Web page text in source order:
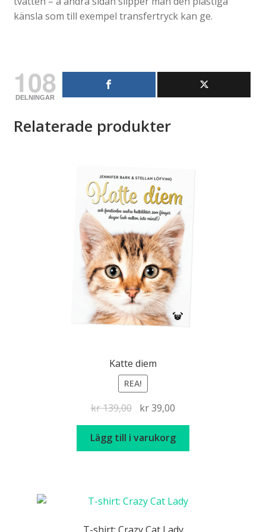
känsla som till exempel transfertryck kan ge.
108
DELNINGAR
Relaterade produkter
Katte diem
REA!
kr139,00
Det
ursprungliga
priset
var:
kr39,00
nuvarande
priset
är:
Lägg till i varukorg